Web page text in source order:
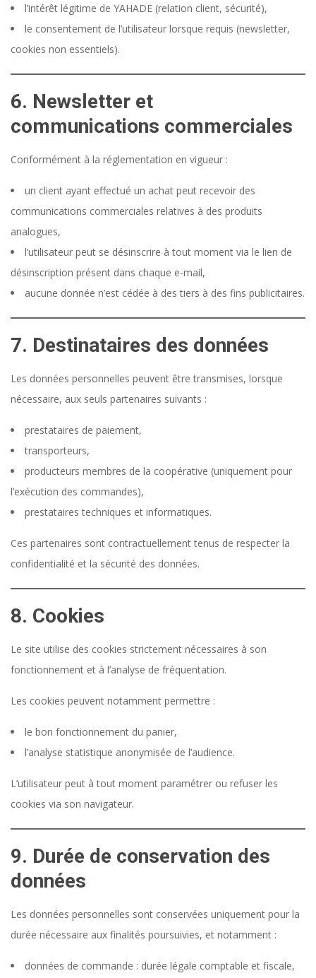
l’intérêt légitime de YAHADE (relation client, sécurité),
le consentement de l’utilisateur lorsque requis (newsletter,
cookies non essentiels).
6. Newsletter et
communications commerciales
Conformément à la réglementation en vigueur :
un client ayant effectué un achat peut recevoir des
communications commerciales relatives à des produits
analogues,
l’utilisateur peut se désinscrire à tout moment via le lien de
désinscription présent dans chaque e-mail,
aucune donnée n’est cédée à des tiers à des fins publicitaires.
7. Destinataires des données
Les données personnelles peuvent être transmises, lorsque
nécessaire, aux seuls partenaires suivants :
prestataires de paiement,
transporteurs,
producteurs membres de la coopérative (uniquement pour
l’exécution des commandes),
prestataires techniques et informatiques.
Ces partenaires sont contractuellement tenus de respecter la
confidentialité et la sécurité des données.
8. Cookies
Le site utilise des cookies strictement nécessaires à son
fonctionnement et à l’analyse de fréquentation.
Les cookies peuvent notamment permettre :
le bon fonctionnement du panier,
l’analyse statistique anonymisée de l’audience.
L’utilisateur peut à tout moment paramétrer ou refuser les
cookies via son navigateur.
9. Durée de conservation des
données
Les données personnelles sont conservées uniquement pour la
durée nécessaire aux finalités poursuivies, et notamment :
données de commande : durée légale comptable et fiscale,